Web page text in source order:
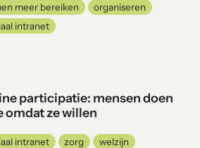
meer bereiken
organiseren
intranet
participatie: mensen doen
omdat ze willen
intranet zorg
welzijn